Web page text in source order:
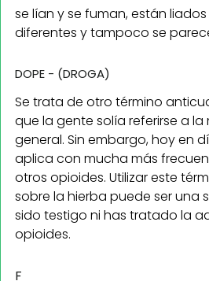
se lían y se fuman, están
diferentes y tampoco se
DOPE - (DROGA)
Se trata de otro término
que la gente solía referirse a la
general. Sin embargo, hoy en
aplica con mucha más
otros opioides. Utilizar este
sobre la hierba puede ser una
sido testigo ni has tratado la
opioides.
F